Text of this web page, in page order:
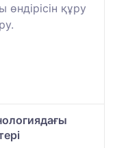
құру